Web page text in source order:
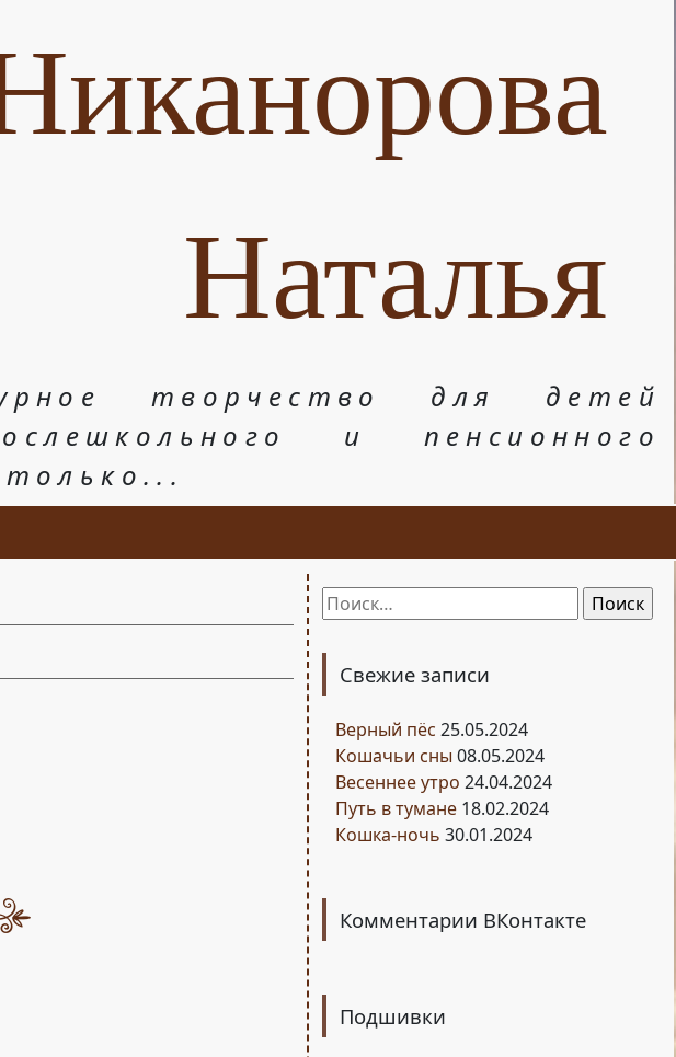
Наталья
творчество для детей
и пенсионного
Найти:
Свежие записи
Верный пёс 25.05.2024
Кошачьи сны 08.05.2024
Весеннее утро 24.04.2024
Путь в тумане 18.02.2024
Кошка-ночь 30.01.2024
Комментарии ВКонтакте
Подшивки